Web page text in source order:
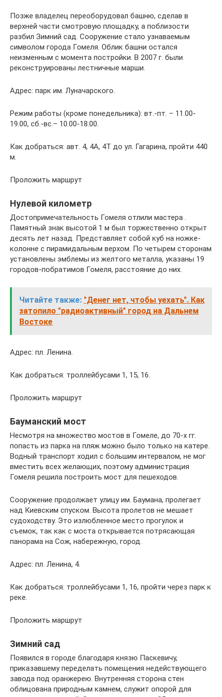
Позже владелец переоборудовал башню, сделав в
верхней части смотровую площадку, а поблизости
разбил Зимний сад. Сооружение стало узнаваемым
символом города Гомеля. Облик башни остался
неизменным с момента постройки. В 2007 г. были
реконструированы лестничные марши.
Адрес: парк им. Луначарского.
Режим работы (кроме понедельника): вт.-пт. – 11.00-
19.00, сб.-вс.– 10.00-18.00.
Как добраться: авт. 4, 4А, 4Т до ул. Гагарина, пройти 440
м.
Проложить маршрут
Нулевой километр
Достопримечательность Гомеля отлили мастера .
Памятный знак высотой 1 м был торжественно открыт
десять лет назад. Представляет собой куб на ножке-
колонне с пирамидальным верхом. По четырем сторонам
установлены эмблемы из желтого металла, указаны 19
городов-побратимов Гомеля, расстояние до них.
Читайте также: "Денег нет, чтобы уехать". Как
затопило "радиоактивный" город на Дальнем
Востоке
Адрес: пл. Ленина.
Как добраться: троллейбусами 1, 15, 16.
Проложить маршрут
Бауманский мост
Несмотря на множество мостов в Гомеле, до 70-х гг.
попасть из парка на пляж можно было только на катере.
Водный транспорт ходил с большим интервалом, не мог
вместить всех желающих, поэтому администрация
Гомеля решила построить мост для пешеходов.
Сооружение продолжает улицу им. Баумана, пролегает
над Киевским спуском. Высота пролетов не мешает
судоходству. Это излюбленное место прогулок и
съемок, так как с моста открывается потрясающая
панорама на Сож, набережную, город.
Адрес: пл. Ленина, 4.
Как добраться: троллейбусами 1, 16, пройти через парк к
реке.
Проложить маршрут
Зимний сад
Появился в городе благодаря князю Паскевичу,
приказавшему переделать помещения недействующего
завода под оранжерею. Внутренняя сторона стен
облицована природным камнем, служит опорой для